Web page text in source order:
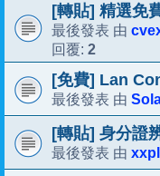
[轉貼] 精選免
最後發表 由
回覆: 2
[免費] Lan
最後發表 由
[轉貼] 身分證
最後發表 由